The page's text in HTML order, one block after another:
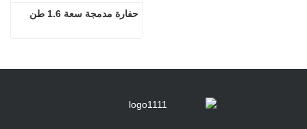
حفارة مدمجة سعة 1.6 طن